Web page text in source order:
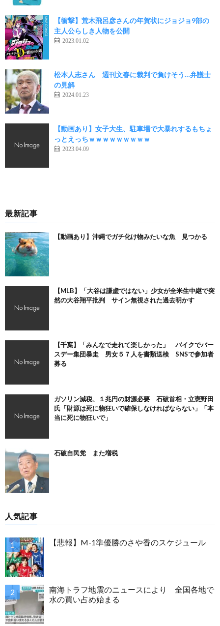
【衝撃】荒木飛呂彦さんの年賀状にジョジョ9部の
主人公らしき人物を公開
2023.01.02
松本人志さん 週刊文春に裁判で負けそう…弁護士
の見解
2024.01.23
【動画あり】女子大生、駐車場で大暴れするもちょ
っとえっちｗｗｗｗｗｗｗｗｗ
2023.04.09
最新記事
【動画あり】沖縄でガチ化け物みたいな魚 見つかる
【MLB】「大谷は謙虚ではない」少女が全米生中継で突
然の大谷翔平批判 サイン無視された過去明かす
【千葉】「みんなで走れて楽しかった」 バイクでバー
スデー集団暴走 男女５７人を書類送検 SNSで参加者
募る
ガソリン減税、１兆円の財源必要 石破首相・立憲野田
氏「財源は死に物狂いで確保しなければならない」「本
当に死に物狂いで」
石破自民党 また増税
人気記事
【悲報】M-1準優勝のさや香のスケジュール
南海トラフ地震のニュースにより 全国各地で
水の買い占め始まる